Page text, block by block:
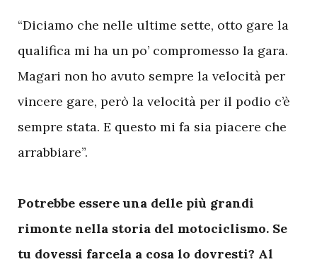
“Diciamo che nelle ultime sette, otto gare la
qualifica mi ha un po’ compromesso la gara.
Magari non ho avuto sempre la velocità per
vincere gare, però la velocità per il podio c’è
sempre stata. E questo mi fa sia piacere che
arrabbiare”.
Potrebbe essere una delle più grandi
rimonte nella storia del motociclismo. Se
tu dovessi farcela a cosa lo dovresti? Al